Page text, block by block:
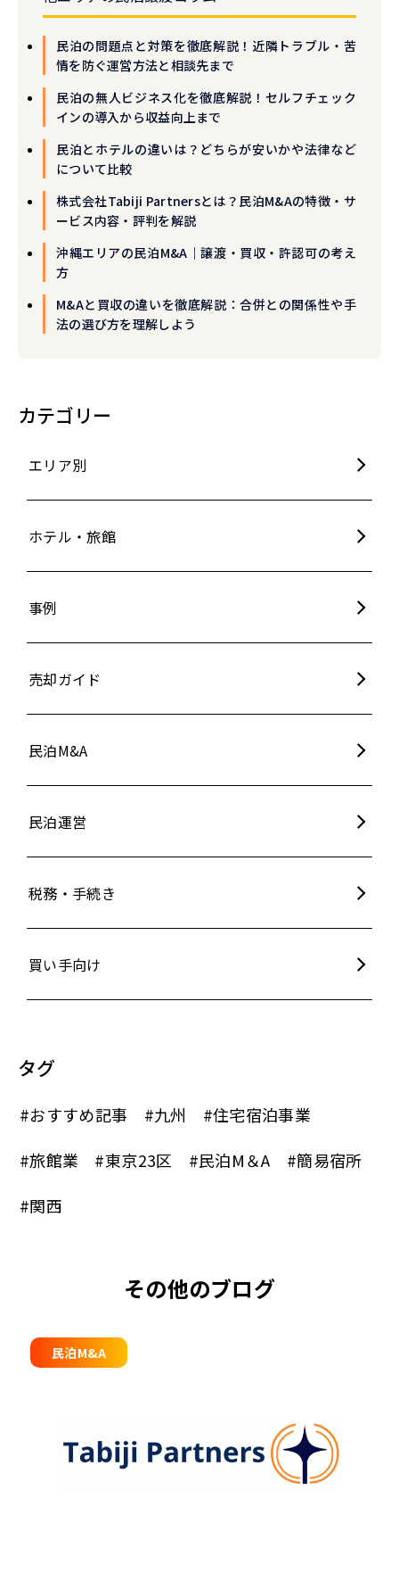
民泊の問題点と対策を徹底解説！近隣トラブル・苦
情を防ぐ運営方法と相談先まで
民泊の無人ビジネス化を徹底解説！セルフチェック
インの導入から収益向上まで
民泊とホテルの違いは？どちらが安いかや法律など
について比較
株式会社Tabiji Partnersとは？民泊M&Aの特徴・サ
ービス内容・評判を解説
沖縄エリアの民泊M&A｜譲渡・買収・許認可の考え
方
M&Aと買収の違いを徹底解説：合併との関係性や手
法の選び方を理解しよう
カテゴリー
エリア別
ホテル・旅館
事例
売却ガイド
民泊M&A
民泊運営
税務・手続き
買い手向け
タグ
#おすすめ記事 #九州
#住宅宿泊事業
#旅館業
#東京23区 #民泊M＆A
#簡易宿所
#関西
その他のブログ
民泊M&A